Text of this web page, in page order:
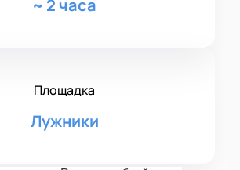
~ 2 часа
Площадка
Лужники